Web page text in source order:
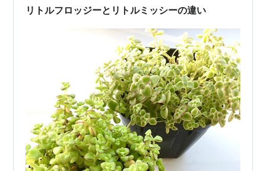
リトルフロッジーとリトルミッシーの違い